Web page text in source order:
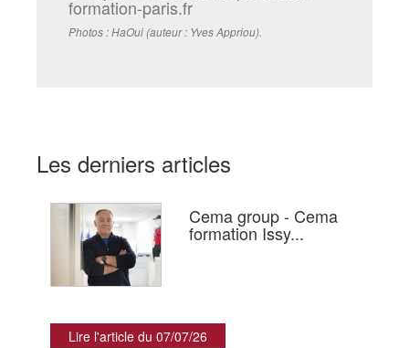
formation-paris.fr
Photos : HaOui (auteur : Yves Appriou).
Les derniers articles
Cema group - Cema
formation Issy...
Lire l'article du 07/07/26